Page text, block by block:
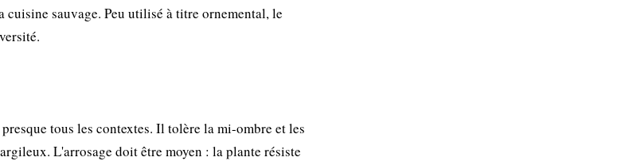
cuisine sauvage. Peu utilisé à titre ornemental, le
tous les contextes. Il tolère la mi-ombre et les
L'arrosage doit être moyen : la plante résiste